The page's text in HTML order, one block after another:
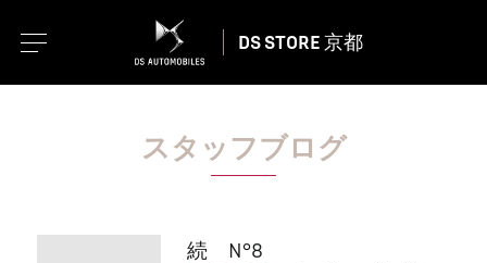
DS STORE 京都
スタッフブログ
続 N°8